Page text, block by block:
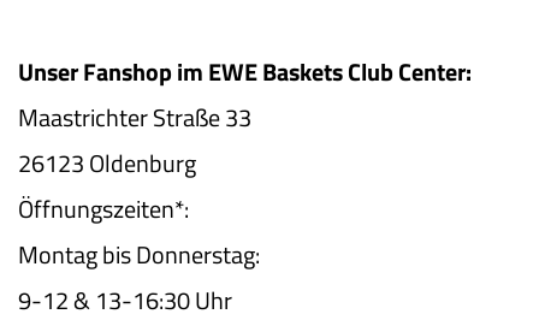
Unser Fanshop im EWE Baskets Club Center:
Maastrichter Straße 33
26123 Oldenburg
Öffnungszeiten*:
Montag bis Donnerstag:
9-12 & 13-16:30 Uhr